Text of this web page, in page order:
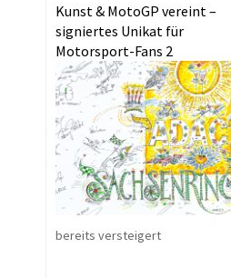
Kunst & MotoGP vereint –
signiertes Unikat für
Motorsport-Fans 2
bereits versteigert